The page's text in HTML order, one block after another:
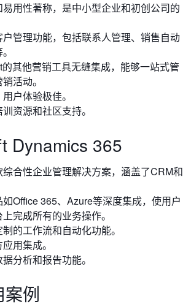
用性著称，是中小型企业和初创公司的
管理功能，包括联系人管理、销售自动
其他营销工具无缝集成，能够一站式管
活动。
户体验极佳。
资源和社区支持。
Dynamics 365
合性企业管理解决方案，涵盖了CRM和
Office 365、Azure等深度集成，使用户
完成所有的业务操作。
的工作流和自动化功能。
用集成。
分析和报告功能。
例